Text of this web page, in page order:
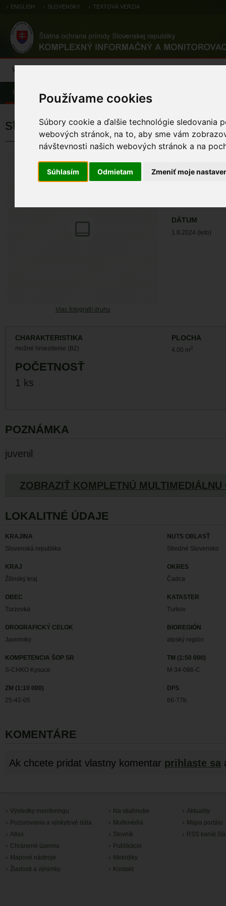
Používame cookies
Súbory cookie a ďalšie technológie sledovania
webových stránok, na to, aby sme vám
návštevnosti našich webových stránok a na
Súhlasím Odmietam Zmeniť moje
ENGLISH SLOVENSKY TEXTOVÁ VERZIA
Výsledky monitoringu
Úvod Pozorovania a výskytové dáta
strakoš červenochrbtý
Viac fotografií druhu
Lanius collurio
DÁTUM
1.8.2024 (leto)
CHARAKTERISTIKA
možné hniezdenie (B2)
PLOCHA
4,00 m2
POČETNOSŤ
1 ks
POZNÁMKA
juvenil
ZOBRAZIŤ KOMPLETNÚ MULTIMEDIÁLNU
LOKALITNÉ ÚDAJE
KRAJINA
Slovenská republika
NUTS OBLASŤ
Stredné Slovensko
KRAJ
Žilinský kraj
OKRES
Čadca
OBEC
Turzovka
KATASTER
Turkov
OROGRAFICKÝ CELOK
Javorniky
BIOREGIÓN
alpský región
KOMPETENCIA ŠOP SR
S-CHKO Kysuce
TM (1:50 000)
M-34-086-C
ZM (1:10 000)
25-42-05
DFS
66-77b
KOMENTÁRE
Ak chcete pridat vlastny komentar prihlaste sa
Výsledky monitoringu
Pozorovania a výskytové dáta
Atlas
Chránené územia
Mapové nástroje
Žiadosti a výnimky
Na stiahnutie
Multimédiá
Slovník
Publikácie
Metodiky
Kontakt
Aktuality
Mapa portálu
RSS kanál